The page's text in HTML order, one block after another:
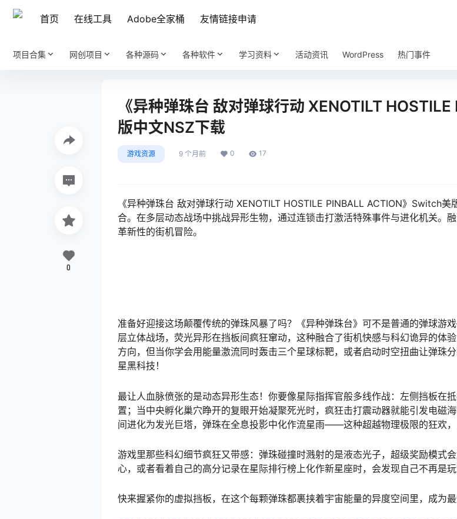
首页 在线工具 Adobe全家桶 友情链接申请
项目合集 网创项目 各种源码 各种软件 学习资料 活动资讯 WordPress 热门事件
《异种弹珠台 敌对弹球行动 XENOTILT
版中文NSZ下载
游戏资源 9 个月前 0 17
《异种弹珠台 敌对弹球行动 XENOTILT HOSTILE PINBALL ACTION》Switch
合。在多层动态战场中挑战异形生物，通过连锁击打激活特殊事件与进化机关。
革新性的街机冒险。
准备好迎接这场颠覆传统的弹珠风暴了吗？《异种弹珠台》可不是普通的弹球
层立体战场，荧光异形在挡板间疯狂窜动，这种融合了街机快感与科幻诡异的体
方向，但当你学会用能量激流同时轰击三个星球标靶，或者启动时空扭曲让弹珠
星黑科技！
最让人血脉偾张的是动态异形生态！你要像星际指挥官般多线作战：左侧挡板在
置；当中央孵化巢穴睁开的复眼开始凝聚死光时，疯狂击打震动器就能引发电磁
间进化为发光巨塔，弹珠在全息投影中化作流星雨——这种超越物理极限的狂欢，
游戏里那些科幻细节疯狂又带感：弹珠碰撞时溅射的是液态光子，超级奖励模式
心，或者看着自己的高分记录在星际排行榜上化作新星座时，会发现自己不再是
快来握紧你的虚拟挡板，在这个每颗弹珠都裹挟着宇宙能量的异度空间里，成为最
0